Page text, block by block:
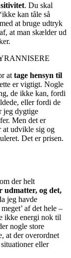
. Du skal
kan tåle så
at bruge udtryk
at man skælder ud
at tage hensyn til
er vigtigt. Nogle
de ikke kan, fordi
eller fordi de
jeg dygtige
Men det er
at udvikle sig og
Det er prisen.
der helt
udmatter, og det,
jeg havde
af det hele –
ikke energi nok til
nogle store
at der overordnet
eller